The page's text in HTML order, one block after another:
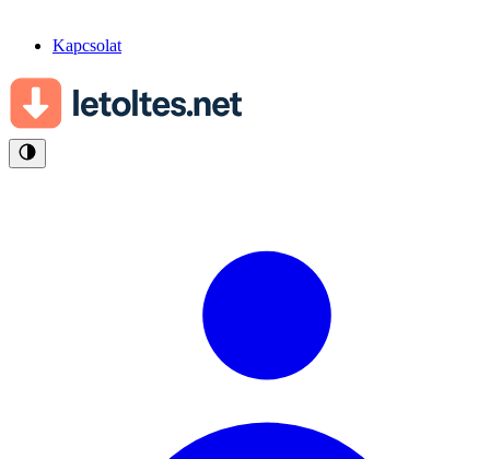
Kapcsolat